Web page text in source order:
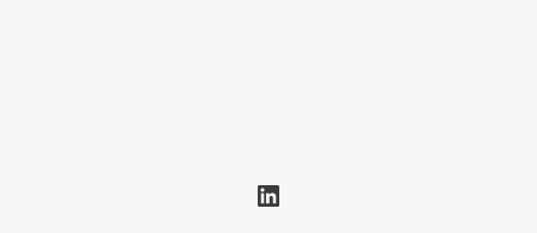
LinkedIn